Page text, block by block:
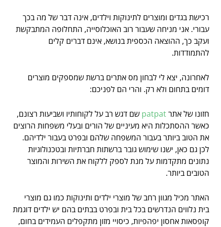
רכישת בגדים ומוצרים לתינוקות וילדים, אינה דבר של מה בכך
עבורי. אני מניחה שעבור רוב האוכלוסייה, התחלופה המתבקשת
ועקב כך, ההוצאה הכספית בנושא, אינם דברים קלים
להתמודדות.
לאחרונה, יצא לי לבחון מס אתרים ברשת שמספקים מוצרים
דומים בתחום ולא רק. והרי הם לפניכם:
חזונו של אתרpatpat שם דגש רב על לקוחותיו ושביעות רצונם,
כאשר ההסתכלות היא מעיניים של הורים ובעלי משפחות הרוצים
את הטוב ביותר בעבור המשפחה שלהם ובפרט בעבור ילדיהם.
לכן גם כאן, ישנו שימוש גובר ברשתות חברתיות ובטכנולוגיות
נתונים מתקדמות על מנת לספק ללקוח את השירות והמוצר
הטובים ביותר.
האתר מכיל מגוון רחב של מוצרי ילדים ותינוקות כמו גם מוצרי
בית נלווים הנדרשים בכל בית ובפרט בבתים בהם יש ילדים דוגמת
קופסאות אחסון יפהפיות, כיסויי מזון מתקפלים העמידים בחום,